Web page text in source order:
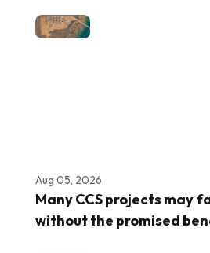
Aug 05, 2026
Many CCS projects may
without the promised